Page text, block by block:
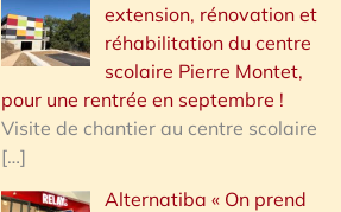
extension, rénovation et
réhabilitation du centre
scolaire Pierre Montet,
pour une rentrée en septembre !
Visite de chantier au centre scolaire
[…]
Alternatiba « On prend